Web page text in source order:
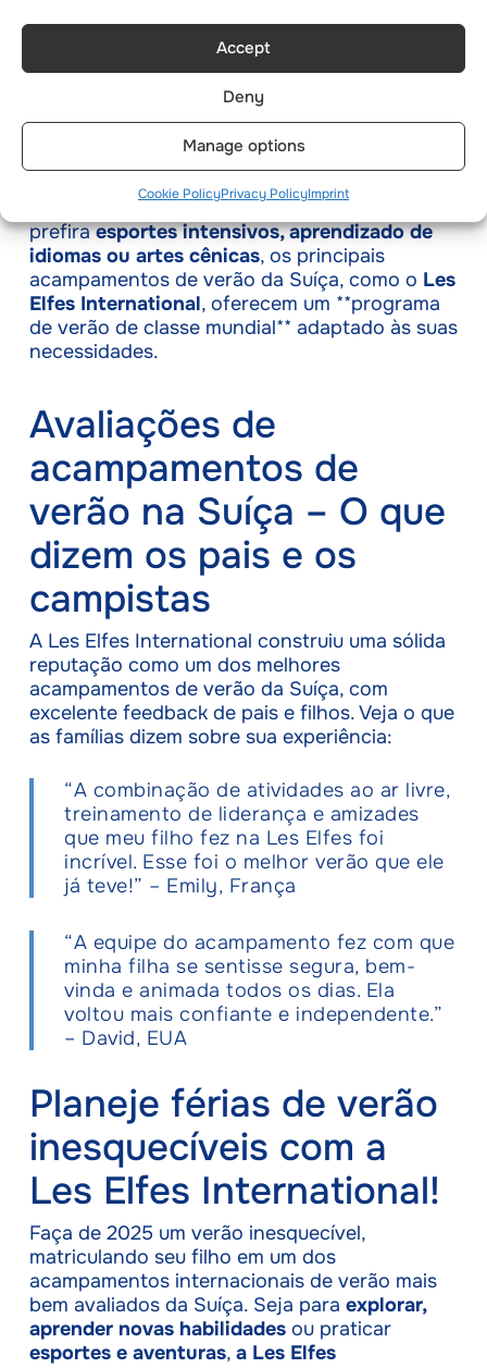
Accept
Deny
Manage options
Cookie PolicyPrivacy PolicyImprint
acesso a locais de tirar o fôlego, como
**Lago Genebra, Gstaad e Alpes Suíços**.
Ao considerar esses fatores, as famílias
podem encontrar um
acampamento de verão
de alto nível na Suíçaque proporcione uma
experiência inesquecível
repleta de aventura,
educação e exploração cultural. Quer seu filho
prefiraesportes intensivos, aprendizado de
idiomas ou artes cênicas, os principais
acampamentos de verão da Suíça, como o Les
Elfes International, oferecem um **programa
de verão de classe mundial** adaptado às suas
necessidades.
Avaliações de
acampamentos de
verão na Suíça – O que
dizem os pais e os
campistas
A Les Elfes International construiu uma sólida
reputação como um dos melhores
acampamentos de verão da Suíça, com
excelente feedback de pais e filhos. Veja o que
as famílias dizem sobre sua experiência:
“A combinação de atividades ao ar livre,
treinamento de liderança e amizades
que meu filho fez na Les Elfes foi
incrível. Esse foi o melhor verão que ele
já teve!” – Emily, França
“A equipe do acampamento fez com que
minha filha se sentisse segura, bem-
vinda e animada todos os dias. Ela
voltou mais confiante e independente.”
– David, EUA
Planeje férias de verão
inesquecíveis com a
Les Elfes International!
Faça de 2025 um verão inesquecível,
matriculando seu filho em um dos
acampamentos internacionais de verão mais
bem avaliados da Suíça. Seja para explorar,
aprender novas habilidadesou praticar
esportes e aventuras, a Les Elfes